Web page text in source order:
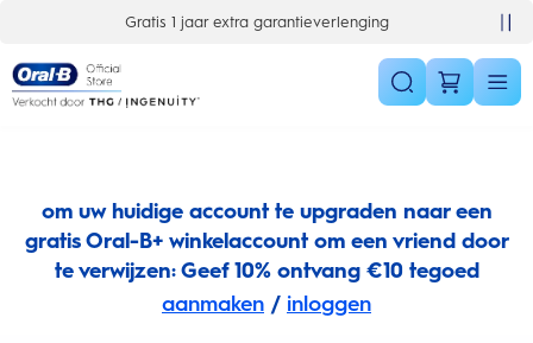
Gratis 1 jaar extra garantieverlenging
om uw huidige account te upgraden naar een
gratis Oral-B+ winkelaccount om een vriend door
te verwijzen: Geef 10% ontvang €10 tegoed
aanmaken / inloggen